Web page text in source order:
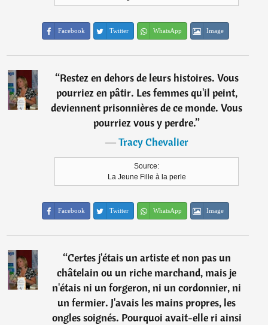
Facebook Twitter WhatsApp Image
“Restez en dehors de leurs histoires. Vous
pourriez en pâtir. Les femmes qu'il peint,
deviennent prisonnières de ce monde. Vous
pourriez vous y perdre.”
―Tracy Chevalier
Source:
La Jeune Fille à la perle
Facebook Twitter WhatsApp Image
“Certes j'étais un artiste et non pas un
châtelain ou un riche marchand, mais je
n'étais ni un forgeron, ni un cordonnier, ni
un fermier. J'avais les mains propres, les
ongles soignés. Pourquoi avait-elle ri ainsi